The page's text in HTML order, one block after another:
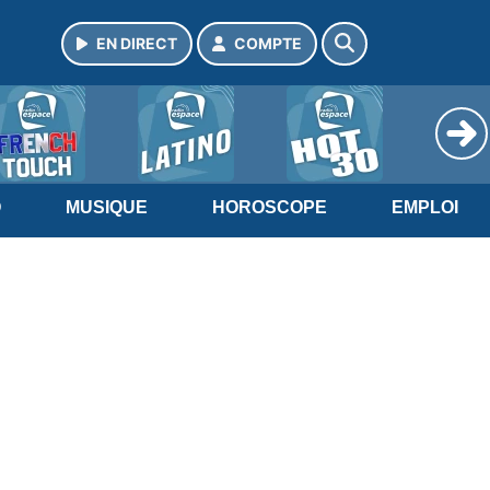
EN DIRECT COMPTE
MUSIQUE HOROSCOPE EMPLOI